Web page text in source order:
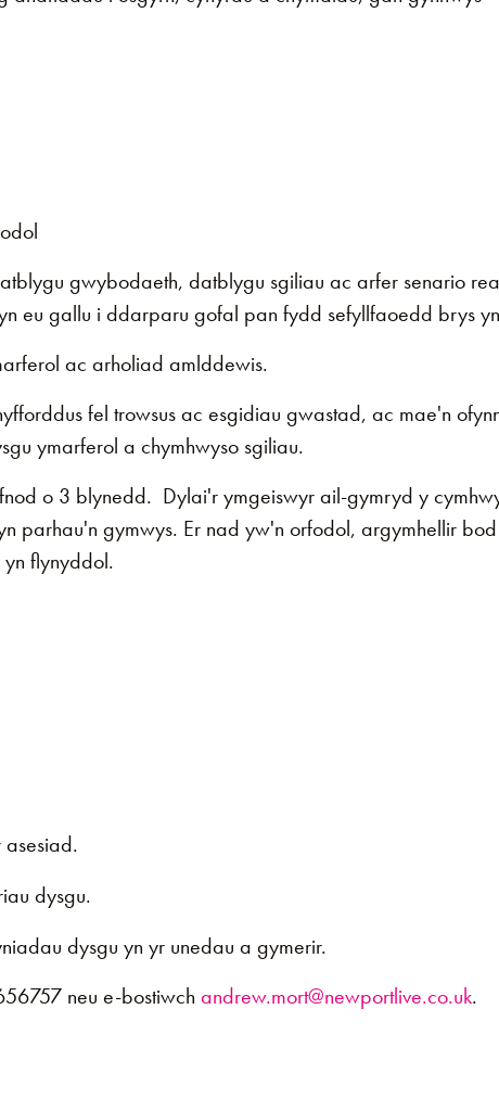
gwybodaeth, datblygu sgiliau ac arfer senario
eu gallu i ddarparu gofal pan fydd sefyllfaoedd brys
ac arholiad amlddewis.
fel trowsus ac esgidiau gwastad, ac mae'n
ymarferol a chymhwyso sgiliau.
o 3 blynedd. Dylai'r ymgeiswyr ail-gymryd y
parhau'n gymwys. Er nad yw'n orfodol, argymhellir bod
flynyddol.
dysgu.
dysgu yn yr unedau a gymerir.
neu e-bostiwch andrew.mort@newportlive.co.uk.